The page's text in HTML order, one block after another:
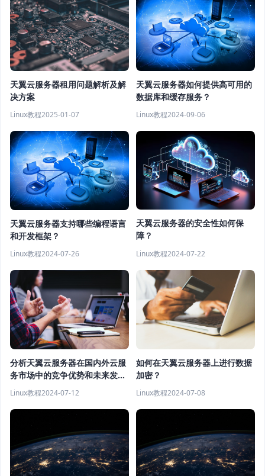
天翼云服务器租用问题解析及解
决方案
Linux教程2025-01-07
天翼云服务器如何提供高可用的
数据库和缓存服务？
Linux教程2024-09-06
天翼云服务器支持哪些编程语言
和开发框架？
Linux教程2024-07-26
天翼云服务器的安全性如何保
障？
Linux教程2024-07-22
分析天翼云服务器在国内外云服
务市场中的竞争优势和未来发展
潜力
Linux教程2024-07-12
如何在天翼云服务器上进行数据
加密？
Linux教程2024-07-08